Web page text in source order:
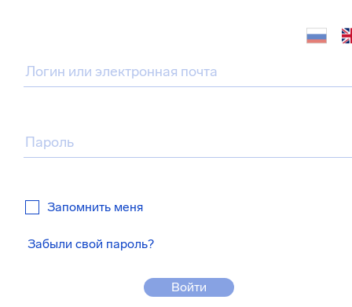
Запомнить меня
Забыли свой пароль?
Войти